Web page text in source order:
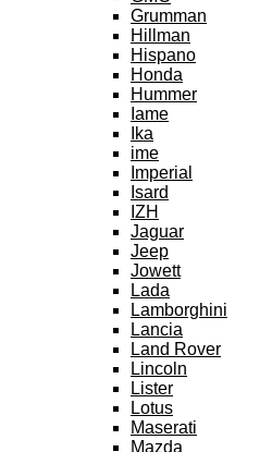
Grumman
Hillman
Hispano
Honda
Hummer
Iame
Ika
ime
Imperial
Isard
IZH
Jaguar
Jeep
Jowett
Lada
Lamborghini
Lancia
Land Rover
Lincoln
Lister
Lotus
Maserati
Mazda